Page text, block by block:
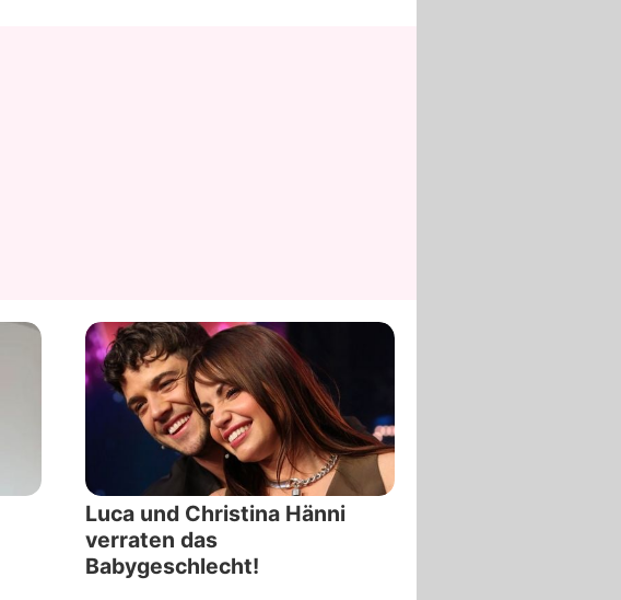
Luca und Christina Hänni
verraten das
Babygeschlecht!